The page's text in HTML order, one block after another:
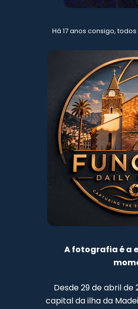
Há 17 anos consigo,
A fotografia é a
Desde 29 de abril de
capital da ilha da